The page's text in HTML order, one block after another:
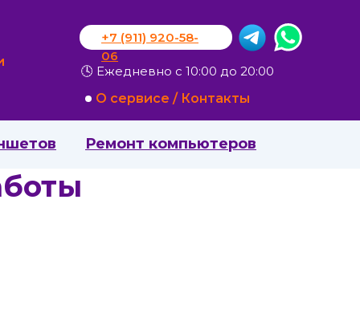
🕓 Ежедневно с 10:00 до 20:00
О сервисе / Контакты
+7 (911) 920-58-
06
Ремонт компьютеров